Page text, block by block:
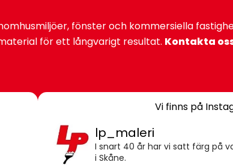
fönster och kommersiella
för ett långvarigt resultat. Kontakta
Vi finns på
lp_maleri
I snart 40 år har vi satt färg på
i Skåne.